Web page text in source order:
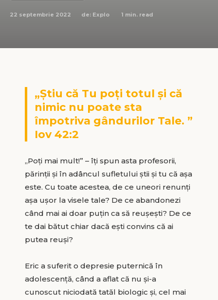
22 septembrie 2022 de: Explo 1 min. read
„Știu că Tu poți totul și că
nimic nu poate sta
împotriva gândurilor Tale. ”
Iov 42:2
„Poți mai mult!” – îți spun asta profesorii,
părinții și în adâncul sufletului știi și tu că așa
este. Cu toate acestea, de ce uneori renunți
așa ușor la visele tale? De ce abandonezi
când mai ai doar puțin ca să reușești? De ce
te dai bătut chiar dacă ești convins că ai
putea reuși?
Eric a suferit o depresie puternică în
adolescență, când a aflat că nu și-a
cunoscut niciodată tatăl biologic și, cel mai